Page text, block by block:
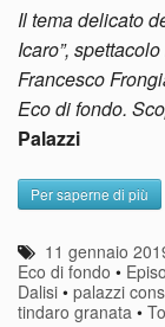
Il tema delicato
Icaro”,
Francesco
Eco di fondo.
Palazzi
Per saperne di più
11 gennaio
Eco di fondo •
Dalisi • palazzi
tindaro granata •